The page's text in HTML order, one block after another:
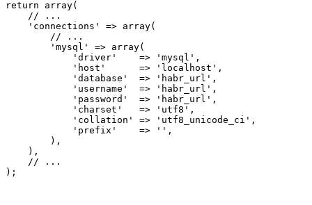
return array(
    // ...
    'connections' => array(
        // ...
        'mysql' => array(
            'driver'    => 'mysql',
            'host'      => 'localhost',
            'database'  => 'habr_url',
            'username'  => 'habr_url',
            'password'  => 'habr_url',
            'charset'   => 'utf8',
            'collation' => 'utf8_unicode_ci',
            'prefix'    => '',
        ),
    ),
    // ...